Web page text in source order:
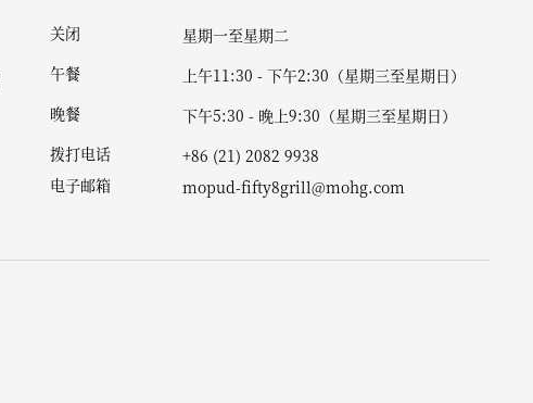
关闭
星期一至星期二
午餐
上午11:30 - 下午2:30（星期三至星期日）
晚餐
下午5:30 - 晚上9:30（星期三至星期日）
拨打电话
+86 (21) 2082 9938
电子邮箱
mopud-fifty8grill@mohg.com